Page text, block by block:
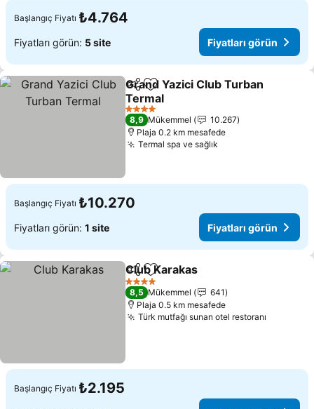
Başlangıç Fiyatı ₺4.764
Fiyatları görün: 5 site Fiyatları görün
PaylaşFavorilerime ekle
Grand Yazici Club Turban
Termal
Fiyatları görün
4 Yıldız
8,9 Mükemmel
10.267
Plaja 0.2 km mesafede
Termal spa ve sağlık
Başlangıç Fiyatı ₺10.270
Fiyatları görün: 1 site Fiyatları görün
PaylaşFavorilerime ekle
Club Karakas
4 Yıldız
8,5 Mükemmel
641
Plaja 0.5 km mesafede
Türk mutfağı sunan otel restoranı
Başlangıç Fiyatı ₺2.195